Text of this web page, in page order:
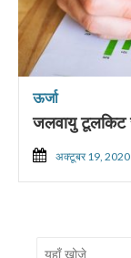
ऊर्जा
जलवायु टूलकिट
अक्टूबर 19, 2020
निम्न